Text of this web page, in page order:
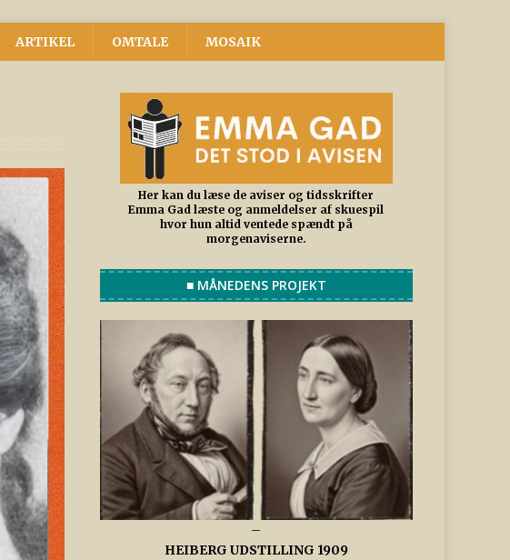
ARTIKEL OMTALE MOSAIK
Her kan du læse de aviser og tidsskrifter
Emma Gad læste og anmeldelser af skuespil
hvor hun altid ventede spændt på
morgenaviserne.
■ MÅNEDENS PROJEKT
–
HEIBERG UDSTILLING 1909